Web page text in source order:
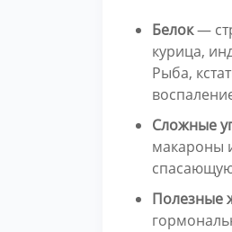
Белок—
курица,
Рыба,
Сложные
макароны
Полезные